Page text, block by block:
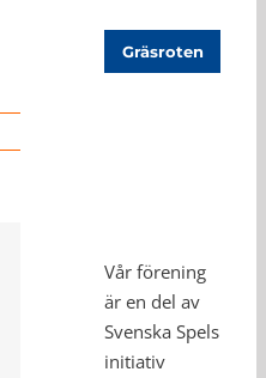
Gräsroten
Vår förening
är en del av
Svenska Spels
initiativ